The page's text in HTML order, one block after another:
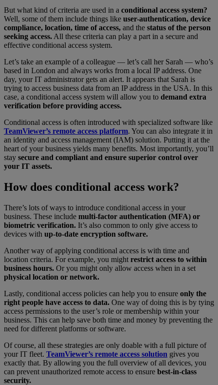
But what kind of criteria are used in a conditional access system?
Well, some of them include things like user-authentication, device
compliance, location, time of access, and the status of the person
seeking access. All these criteria can play a part in a secure and
effective conditional access system.
Let’s take an example of a colleague — let’s call her Sarah — who’s
based in London and always works from a local IP address. One
day, your IT administrator gets an alert. It appears that Sarah is
trying to access business data from an IP address in the USA. In this
case, a conditional access system will allow you to demand extra
verification before providing access.
Conditional access is often introduced with specialized software like
TeamViewer’s remote access platform. You can also integrate it in
an identity and access management (IAM) solution. Putting it at the
heart of your business yields many benefits. Most importantly, you’ll
stay secure and compliant and ensure superior control over
your IT assets.
How does conditional access work?
There’s lots of ways to introduce conditional access in your
business. These include multi-factor authentication (MFA) or
biometric verification. It’s also common to only give access to
devices with up-to-date encryption software.
Another way of applying conditional access is with time and
location criteria. For example, you might restrict access to within
business hours. Or you might only allow access when in a set
physical location or network.
Lastly, conditional access policies can help you to ensure only the
right people have access to data. One way of doing this is by tying
access permissions to the user’s role or membership within your
business. This can help save both time and money by preventing the
need for different platforms or software.
Of course, all these strategies are only doable with a full picture of
your IT fleet. TeamViewer’s remote access solution gives you
exactly that. By allowing you the full overview of all devices, you
can prevent unauthorized remote access to ensure best-in-class
security.